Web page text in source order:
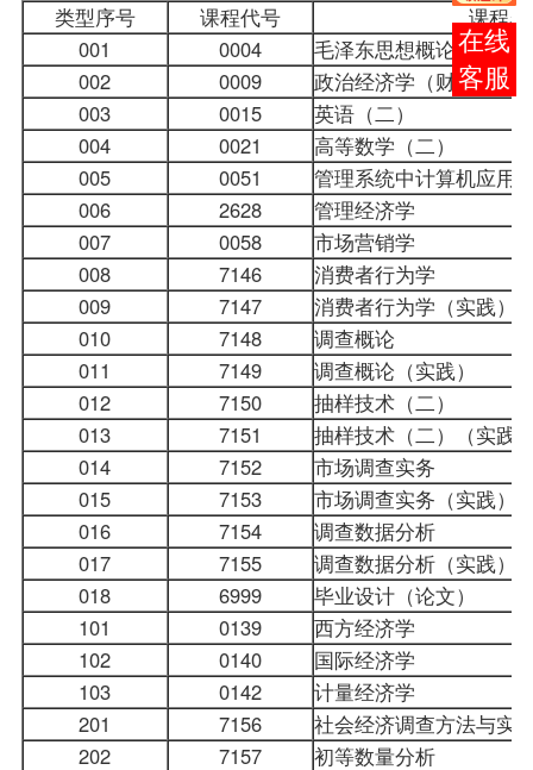
类型序号 课程代号
课程
001
0004
毛泽东思想概论
002
0009
政治经济学（财经类）
003
0015
英语（二）
004
0021
高等数学（二）
005
0051
管理系统中计算机应用
006
2628
管理经济学
007
0058
市场营销学
008
7146
消费者行为学
009
7147
消费者行为学（实践）
010
7148
调查概论
011
7149
调查概论（实践）
012
7150
抽样技术（二）
013
7151
抽样技术（二）（实践
014
7152
市场调查实务
015
7153
市场调查实务（实践）
016
7154
调查数据分析
017
7155
调查数据分析（实践）
018
6999
毕业设计（论文）
101
0139
西方经济学
102
0140
国际经济学
103
0142
计量经济学
201
7156
社会经济调查方法与实
202
7157
初等数量分析
报考
咨询